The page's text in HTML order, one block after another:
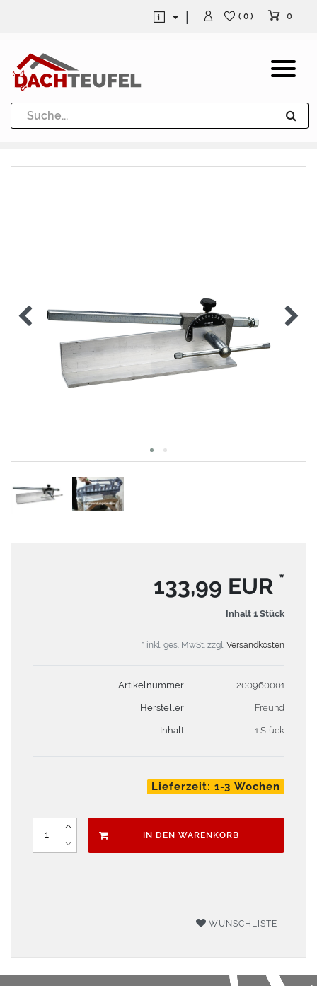
Dachrinne und Fallrohre
Werkzeuge und Löttechnik
( 0 ) 0
133,99 EUR *
Inhalt 1 Stück
* inkl. ges. MwSt. zzgl. Versandkosten
Artikelnummer 200960001
Hersteller Freund
Inhalt 1 Stück
Lieferzeit: 1-3 Wochen
IN DEN WARENKORB
WUNSCHLISTE